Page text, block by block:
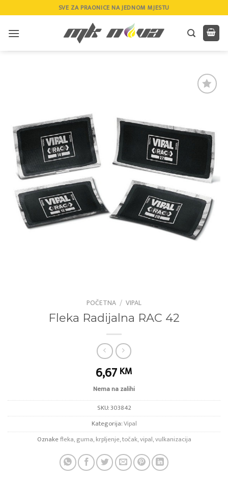
to
content
SVE ZA PRAONICE NA JEDNOM MJESTU
POČETNA / VIPAL
Fleka Radijalna RAC 42
6,67 KM
Nema na zalihi
SKU:303842
Kategorija:Vipal
Oznakefleka,guma,krpljenje,točak,vipal,vulkanizacija